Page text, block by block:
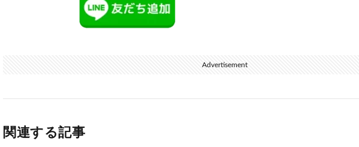
Advertisement
関連する記事